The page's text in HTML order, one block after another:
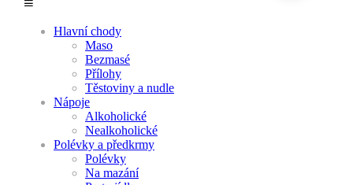
Hlavní chody
Maso
Bezmasé
Přílohy
Těstoviny a nudle
Nápoje
Alkoholické
Nealkoholické
Polévky a předkrmy
Polévky
Na mazání